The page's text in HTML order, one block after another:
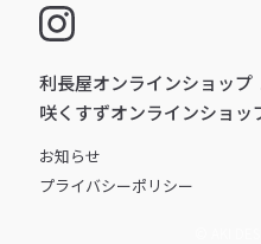
利長屋オンラインショップ
咲くすずオンラインショッ
お知らせ
プライバシーポリシー